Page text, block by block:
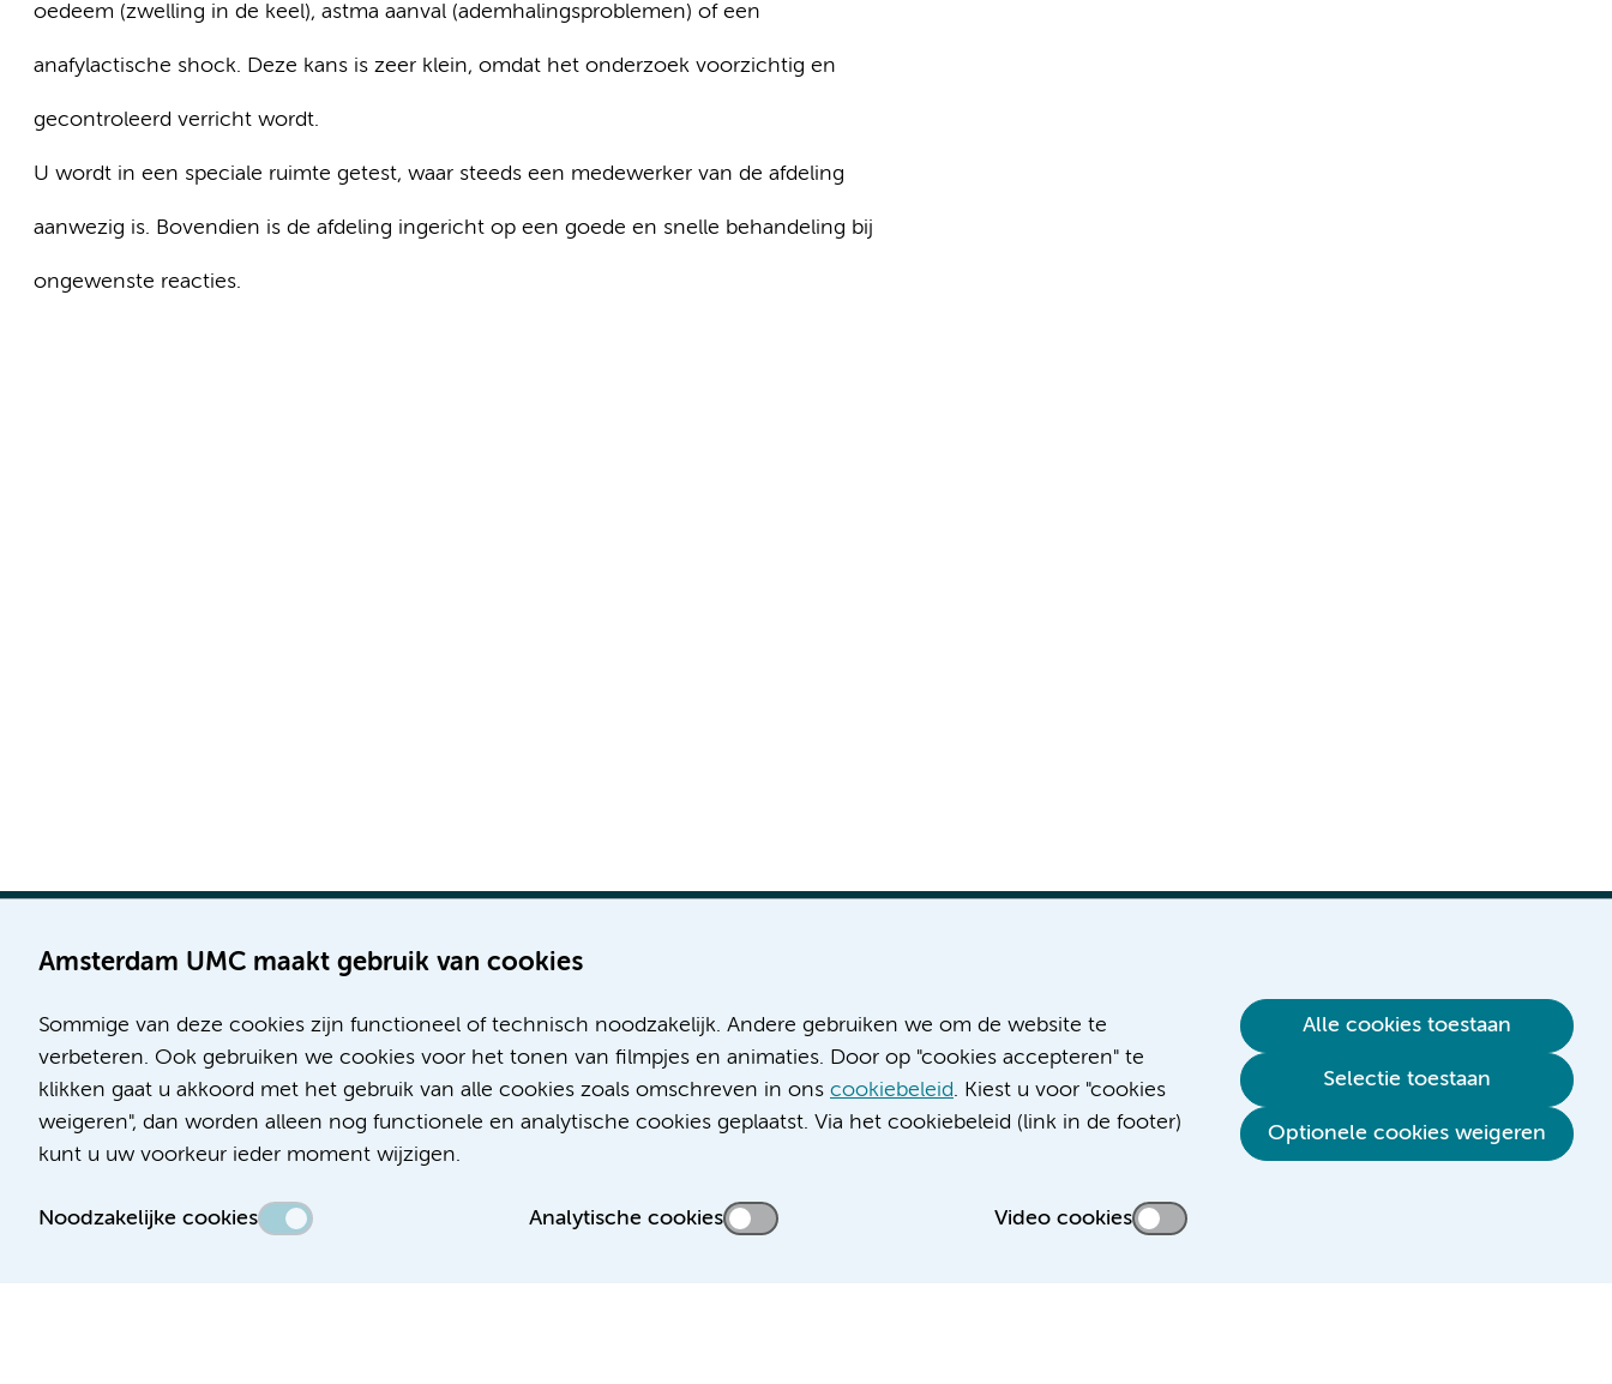
oedeem (zwelling in de keel), astma aanval (ademhalingsproblemen) of een
anafylactische shock. Deze kans is zeer klein, omdat het onderzoek voorzichtig en
gecontroleerd verricht wordt.
U wordt in een speciale ruimte getest, waar steeds een medewerker van de afdeling
aanwezig is. Bovendien is de afdeling ingericht op een goede en snelle behandeling bij
ongewenste reacties.
Amsterdam UMC maakt gebruik van cookies
Sommige van deze cookies zijn functioneel of technisch noodzakelijk. Andere gebruiken we om de website te
verbeteren. Ook gebruiken we cookies voor het tonen van filmpjes en animaties. Door op "cookies accepteren" te
klikken gaat u akkoord met het gebruik van alle cookies zoals omschreven in ons cookiebeleid. Kiest u voor "cookies
weigeren", dan worden alleen nog functionele en analytische cookies geplaatst. Via het cookiebeleid (link in de footer)
kunt u uw voorkeur ieder moment wijzigen.
Noodzakelijke cookies Analytische cookies Video cookies
Alle cookies toestaan
Selectie toestaan
Optionele cookies weigeren
Locatie AMC
Meibergdreef 9
1105 AZ Amsterdam
Route en parkeren
Locatie VUmc
De Boelelaan 1117
1081 HV Amsterdam
(020) 444 4444
Route en parkeren
Meer Amsterdam UMC websites:
Werken bij Amsterdam UMC
Over Amsterdam UMC
Educatie locatie AMC
Verwijzen & diagnostiek